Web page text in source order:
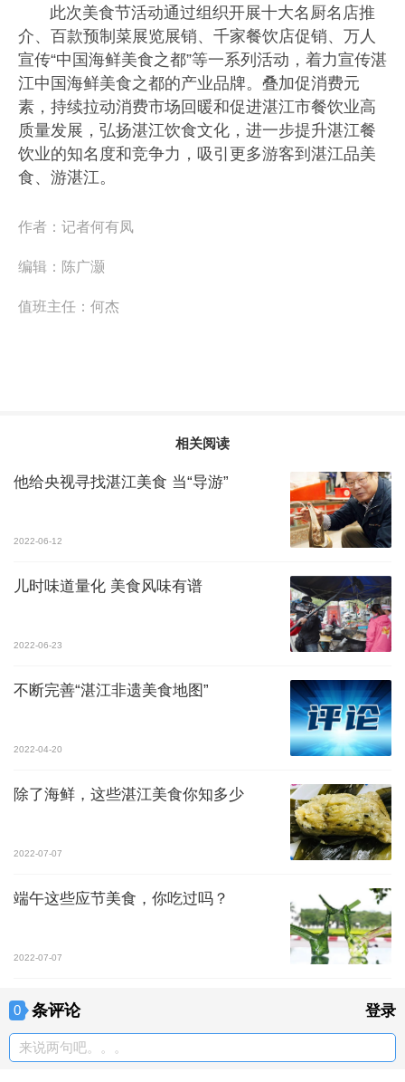
此次美食节活动通过组织开展十大名厨名店推
介、百款预制菜展览展销、千家餐饮店促销、万人
宣传“中国海鲜美食之都”等一系列活动，着力宣传湛
江中国海鲜美食之都的产业品牌。叠加促消费元
素，持续拉动消费市场回暖和促进湛江市餐饮业高
质量发展，弘扬湛江饮食文化，进一步提升湛江餐
饮业的知名度和竞争力，吸引更多游客到湛江品美
食、游湛江。
作者： 记者何有凤
编辑： 陈广灏
值班主任： 何杰
相关阅读
他给央视寻找湛江美食 当“导游”
2022-06-12
儿时味道量化 美食风味有谱
2022-06-23
不断完善“湛江非遗美食地图”
2022-04-20
除了海鲜，这些湛江美食你知多少
2022-07-07
端午这些应节美食，你吃过吗？
2022-07-07
0 条评论 登录
来说两句吧。。。